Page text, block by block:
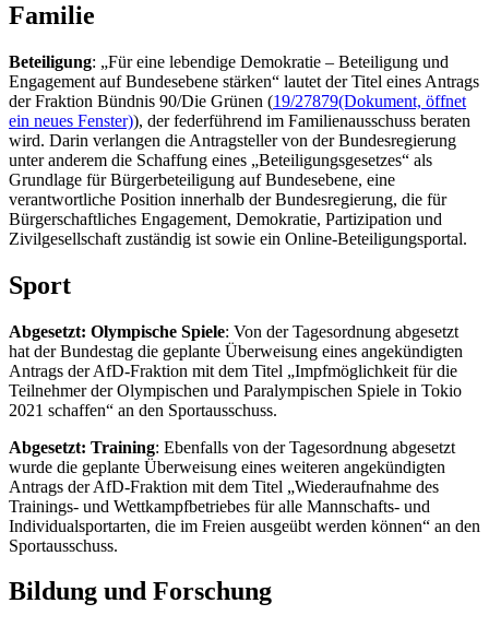
Familie
Beteiligung: „Für eine lebendige Demokratie – Beteiligung und
Engagement auf Bundesebene stärken“ lautet der Titel eines Antrags
der Fraktion Bündnis 90/Die Grünen (19/27879(Dokument, öffnet
ein neues Fenster)), der federführend im Familienausschuss beraten
wird. Darin verlangen die Antragsteller von der Bundesregierung
unter anderem die Schaffung eines „Beteiligungsgesetzes“ als
Grundlage für Bürgerbeteiligung auf Bundesebene, eine
verantwortliche Position innerhalb der Bundesregierung, die für
Bürgerschaftliches Engagement, Demokratie, Partizipation und
Zivilgesellschaft zuständig ist sowie ein Online-Beteiligungsportal.
Sport
Abgesetzt: Olympische Spiele: Von der Tagesordnung abgesetzt
hat der Bundestag die geplante Überweisung eines angekündigten
Antrags der AfD-Fraktion mit dem Titel „Impfmöglichkeit für die
Teilnehmer der Olympischen und Paralympischen Spiele in Tokio
2021 schaffen“ an den Sportausschuss.
Abgesetzt: Training: Ebenfalls von der Tagesordnung abgesetzt
wurde die geplante Überweisung eines weiteren angekündigten
Antrags der AfD-Fraktion mit dem Titel „Wiederaufnahme des
Trainings- und Wettkampfbetriebes für alle Mannschafts- und
Individualsportarten, die im Freien ausgeübt werden können“ an den
Sportausschuss.
Bildung und Forschung